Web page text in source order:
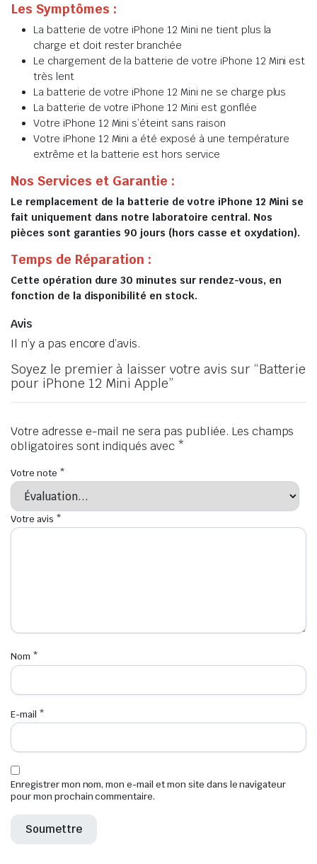
Les Symptômes :
La batterie de votre iPhone 12 Mini ne tient plus la
charge et doit rester branchée
Le chargement de la batterie de votre iPhone 12 Mini est
très lent
La batterie de votre iPhone 12 Mini ne se charge plus
La batterie de votre iPhone 12 Mini est gonflée
Votre iPhone 12 Mini s’éteint sans raison
Votre iPhone 12 Mini a été exposé à une température
extrême et la batterie est hors service
Nos Services et Garantie :
Le remplacement de la batterie de votre iPhone 12 Mini se
fait uniquement dans notre laboratoire central. Nos
pièces sont garanties 90 jours (hors casse et oxydation).
Temps de Réparation :
Cette opération dure 30 minutes sur rendez-vous, en
fonction de la disponibilité en stock.
Avis
Il n’y a pas encore d’avis.
Soyez le premier à laisser votre avis sur “Batterie
pour iPhone 12 Mini Apple”
Votre adresse e-mail ne sera pas publiée. Les champs
obligatoires sont indiqués avec *
Votre note *
Votre avis *
Nom *
E-mail *
Enregistrer mon nom, mon e-mail et mon site dans le navigateur
pour mon prochain commentaire.